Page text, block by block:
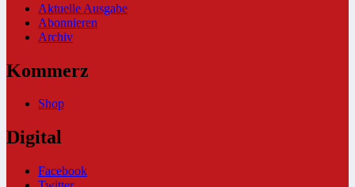
Aktuelle Ausgabe
Abonnieren
Archiv
Kommerz
Shop
Digital
Facebook